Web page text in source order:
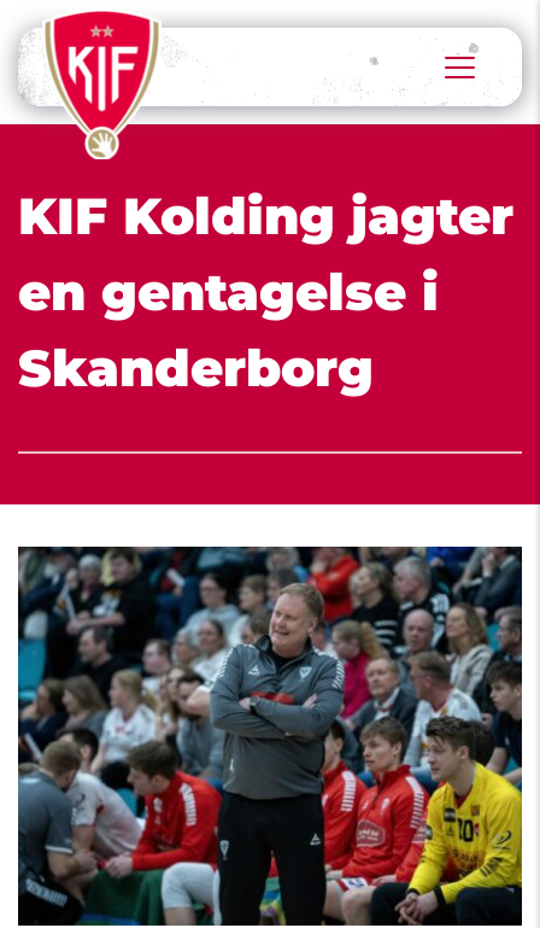
KIF Kolding jagter
en gentagelse i
Skanderborg